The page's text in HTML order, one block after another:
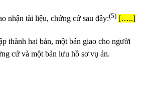
nhận tài liệu, chứng cứ sau đây:(5) […..]
thành hai bản, một bản giao cho người
cứ và một bản lưu hồ sơ vụ án.